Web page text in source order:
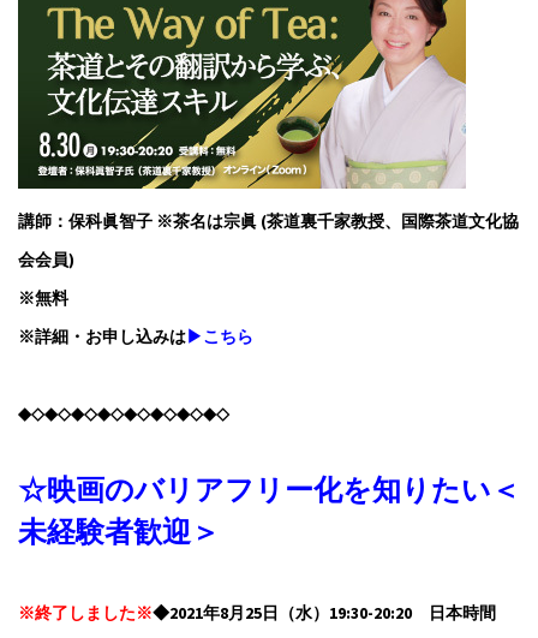
講師：保科眞智子 ※茶名は宗眞 (茶道裏千家教授、国際茶道文化協
会会員)
※無料
※詳細・お申し込みは▶こちら
◆◇◆◇◆◇◆◇◆◇◆◇◆◇◆◇
☆映画のバリアフリー化を知りたい＜
未経験者歓迎＞
※終了しました※◆2021年8月25日（水）19:30-20:20 日本時間